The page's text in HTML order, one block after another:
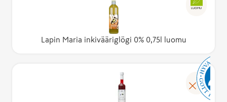
Lapin Maria inkivääriglögi 0% 0,75l luomu
LUOMU